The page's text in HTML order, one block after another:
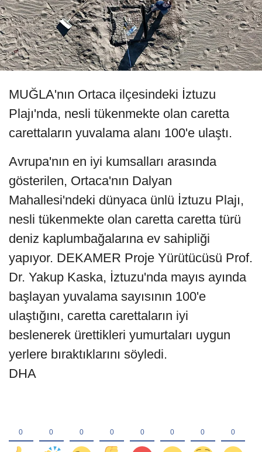
MUĞLA'nın Ortaca ilçesindeki İztuzu
Plajı'nda, nesli tükenmekte olan caretta
carettaların yuvalama alanı 100'e ulaştı.
Avrupa'nın en iyi kumsalları arasında
gösterilen, Ortaca'nın Dalyan
Mahallesi'ndeki dünyaca ünlü İztuzu Plajı,
nesli tükenmekte olan caretta caretta türü
deniz kaplumbağalarına ev sahipliği
yapıyor. DEKAMER Proje Yürütücüsü Prof.
Dr. Yakup Kaska, İztuzu'nda mayıs ayında
başlayan yuvalama sayısının 100'e
ulaştığını, caretta carettaların iyi
beslenerek ürettikleri yumurtaları uygun
yerlere bıraktıklarını söyledi.
DHA